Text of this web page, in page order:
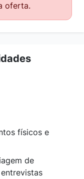
oferta.
físicos e
de